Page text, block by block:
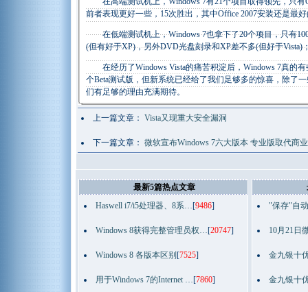
前者表现更好一些，15次胜出，其中Office 2007安装还是最
在低端测试机上，Windows 7也拿下了20个项目，只有
(但有好于XP)，另外DVD光盘刻录和XP差不多(但好于Vista)
在经历了Windows Vista的痛苦积淀后，Windows 7真的
个Beta测试版，但新系统已经给了我们足够多的惊喜，除了
们有足够的理由充满期待。
上一篇文章： Vista又现重大安全漏洞
下一篇文章： 微软宣布Windows 7六大版本 专业版取代商
最新5篇热点文章
Haswell i7/i5处理器、8系…[9486]
Windows 8获得完整管理员权…[20747]
Windows 8 各版本区别 [7525]
用于Windows 7的Internet …[7860]
"保存"自
10月21日
金九银十
金九银十